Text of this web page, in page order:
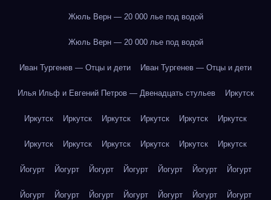
Жюль Верн — 20 000 лье под водой
Жюль Верн — 20 000 лье под водой
Иван Тургенев — Отцы и дети Иван Тургенев — Отцы и дети
Илья Ильф и Евгений Петров — Двенадцать стульев Иркутск
Иркутск Иркутск Иркутск Иркутск Иркутск Иркутск
Иркутск Иркутск Иркутск Иркутск Иркутск Иркутск
Йогурт Йогурт Йогурт Йогурт Йогурт Йогурт Йогурт
Йогурт Йогурт Йогурт Йогурт Йогурт Йогурт Йогурт